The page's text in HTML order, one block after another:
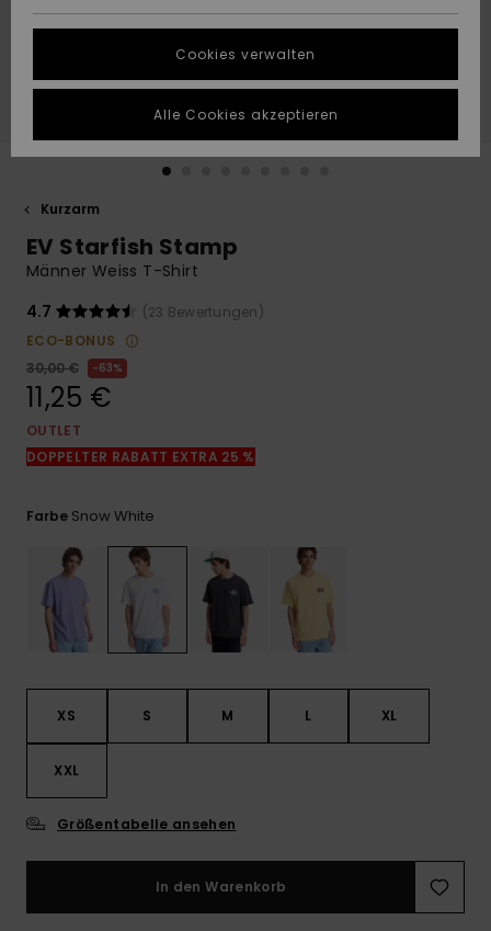
Highlights
Highlights
Starten Sie eine
um die
schnellste
Antwort auf Ihre
Finden Sie
die häufigsten
Fragen sowie
SHOPS
QUIKSILVER APP
WUNSCHLISTE
Kurzarm
EV Starfish Stamp
Männer Weiss T-Shirt
4.7
(23 Bewertungen)
ECO-BONUS
30,00 €
63%
11,25 €
OUTLET
DOPPELTER RABATT EXTRA 25 %
Farbe Snow White
XS S M L XL
XXL
Größentabelle ansehen
In den Warenkorb
Cookies verwalten
Alle Cookies akzeptieren